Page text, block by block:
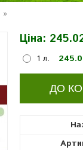
»
Ціна:
1 л.